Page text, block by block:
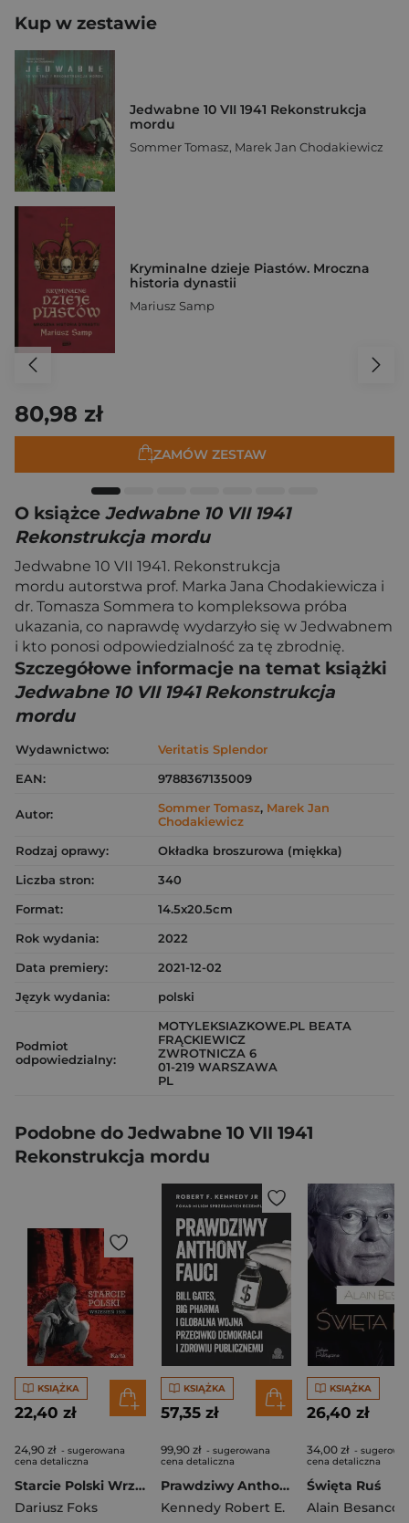
Kup w zestawie
Jedwabne 10 VII 1941 Rekonstrukcja
mordu
Sommer Tomasz, Marek Jan Chodakiewicz
Kryminalne dzieje Piastów. Mroczna
historia dynastii
Mariusz Samp
80,98 zł
ZAMÓW ZESTAW
O książce Jedwabne 10 VII 1941
Rekonstrukcja mordu
Jedwabne 10 VII 1941. Rekonstrukcja
mordu autorstwa prof. Marka Jana Chodakiewicza i
dr. Tomasza Sommera to kompleksowa próba
ukazania, co naprawdę wydarzyło się w Jedwabnem
i kto ponosi odpowiedzialność za tę zbrodnię.
Szczegółowe informacje na temat książki
Jedwabne 10 VII 1941 Rekonstrukcja
mordu
Wydawnictwo:
Veritatis Splendor
EAN:
9788367135009
Autor: Sommer Tomasz, Marek Jan
Chodakiewicz
Rodzaj oprawy:
Okładka broszurowa (miękka)
Liczba stron:
340
Format:
14.5x20.5cm
Rok wydania:
2022
Data premiery:
2021-12-02
Język wydania:
polski
Podmiot
odpowiedzialny:
MOTYLEKSIAZKOWE.PL BEATA
FRĄCKIEWICZ
ZWROTNICZA 6
01-219 WARSZAWA
PL
Podobne do Jedwabne 10 VII 1941
Rekonstrukcja mordu
KSIĄŻKA
22,40 zł
24,90 zł - sugerowana
cena detaliczna
Starcie Polski Wrzesień 1939
Dariusz Foks
KSIĄŻKA
57,35 zł
99,90 zł - sugerowana
cena detaliczna
Prawdziwy Anthony Fauci Bill Gates, Big Pharma i globalna wojna przeciwko demokracji i zdrowiu publicznemu
Kennedy Robert E.
KSIĄŻKA
26,40 zł
34,00 zł -
cena detaliczna
Święta Ruś
Alain Besancon